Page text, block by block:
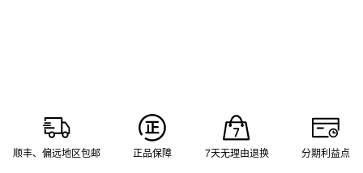
顺丰、偏远地区包邮 正品保障 7天无理由退换 分期利益点